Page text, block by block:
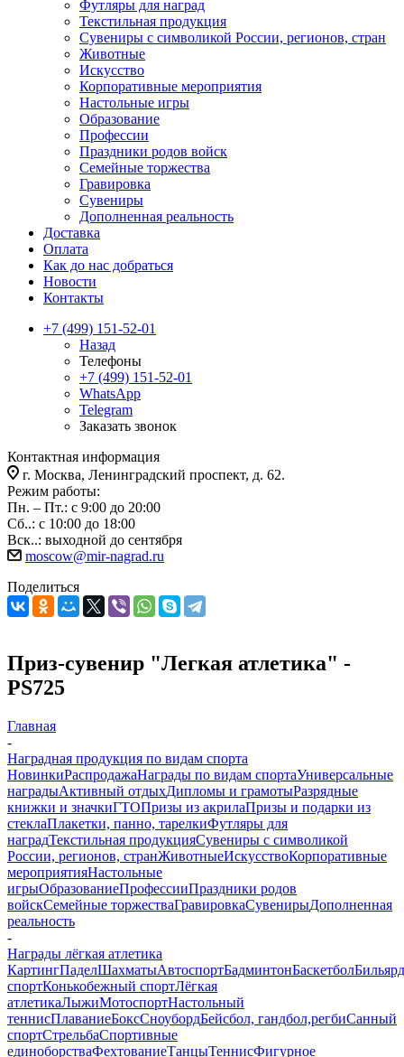
Футляры для наград
Текстильная продукция
Сувениры с символикой России, регионов, стран
Животные
Искусство
Корпоративные мероприятия
Настольные игры
Образование
Профессии
Праздники родов войск
Семейные торжества
Гравировка
Сувениры
Дополненная реальность
Доставка
Оплата
Как до нас добраться
Новости
Контакты
+7 (499) 151-52-01
Назад
Телефоны
+7 (499) 151-52-01
WhatsApp
Telegram
Заказать звонок
Контактная информация
г. Москва, Ленинградский проспект, д. 62.
Режим работы:
Пн. – Пт.: с 9:00 до 20:00
Сб..: с 10:00 до 18:00
Вск..: выходной до сентября
moscow@mir-nagrad.ru
Поделиться
Приз-сувенир "Легкая атлетика" -
PS725
Главная
-
Наградная продукция по видам спорта
НовинкиРаспродажаНаграды по видам спортаУниверсальные
наградыАктивный отдыхДипломы и грамотыРазрядные
книжки и значкиГТОПризы из акрилаПризы и подарки из
стеклаПлакетки, панно, тарелкиФутляры для
наградТекстильная продукцияСувениры с символикой
России, регионов, странЖивотныеИскусствоКорпоративные
мероприятияНастольные
игрыОбразованиеПрофессииПраздники родов
войскСемейные торжестваГравировкаСувенирыДополненная
реальность
-
Награды лёгкая атлетика
КартингПаделШахматыАвтоспортБадминтонБаскетболБильярд
спортКонькобежный спортЛёгкая
атлетикаЛыжиМотоспортНастольный
теннисПлаваниеБоксСноубордБейсбол, гандбол,регбиСанный
спортСтрельбаСпортивные
единоборстваФехтованиеТанцыТеннисФигурное